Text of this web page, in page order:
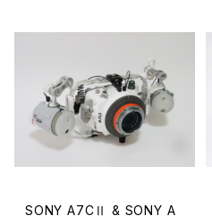
SONY A7CⅡ & SONY A